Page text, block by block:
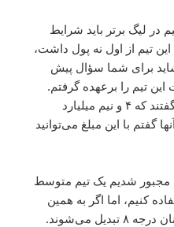
در لیگ برتر باید شرایط
تیم از اول نه پول داشت،
شاید برای شما سؤال پیش
این تیم را برعهده گرفتم.
مسئولان در ابتدای فصل به من گفتند که ۴ و نیم میلیارد
گفتم با این مبلغ می‌توانید
مجبور شدیم یک تیم متوسط
کنیم، اما اگر به همین
بازیکنان پول نرسد، آنها به بازیکنان درجه ۸ تبدیل می‌شوند.